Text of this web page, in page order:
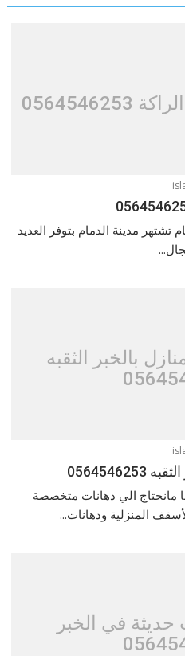
مدينة الدمام بتوفر العديد
بالخبر الثقبه
مانحتاج الي دهانات متخصصة
المنزلية ودهانات...
في الخبر